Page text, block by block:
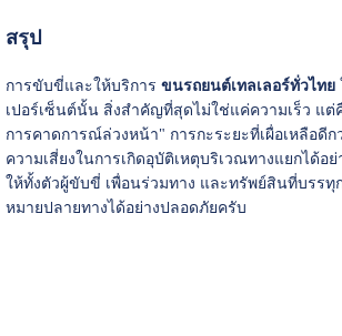
สรุป
การขับขี่และให้บริการ ขนรถยนต์เทลเลอร์ทั่วไทย
เปอร์เซ็นต์นั้น สิ่งสำคัญที่สุดไม่ใช่แค่ความเร็ว แต่
การคาดการณ์ล่วงหน้า" การกะระยะที่เผื่อเหลือดีก
ความเสี่ยงในการเกิดอุบัติเหตุบริเวณทางแยกได้อ
ให้ทั้งตัวผู้ขับขี่ เพื่อนร่วมทาง และทรัพย์สินที่บรรทุ
หมายปลายทางได้อย่างปลอดภัยครับ